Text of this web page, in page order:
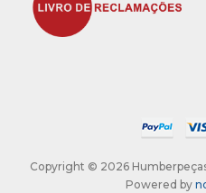
Copyright © 2026
Powered by